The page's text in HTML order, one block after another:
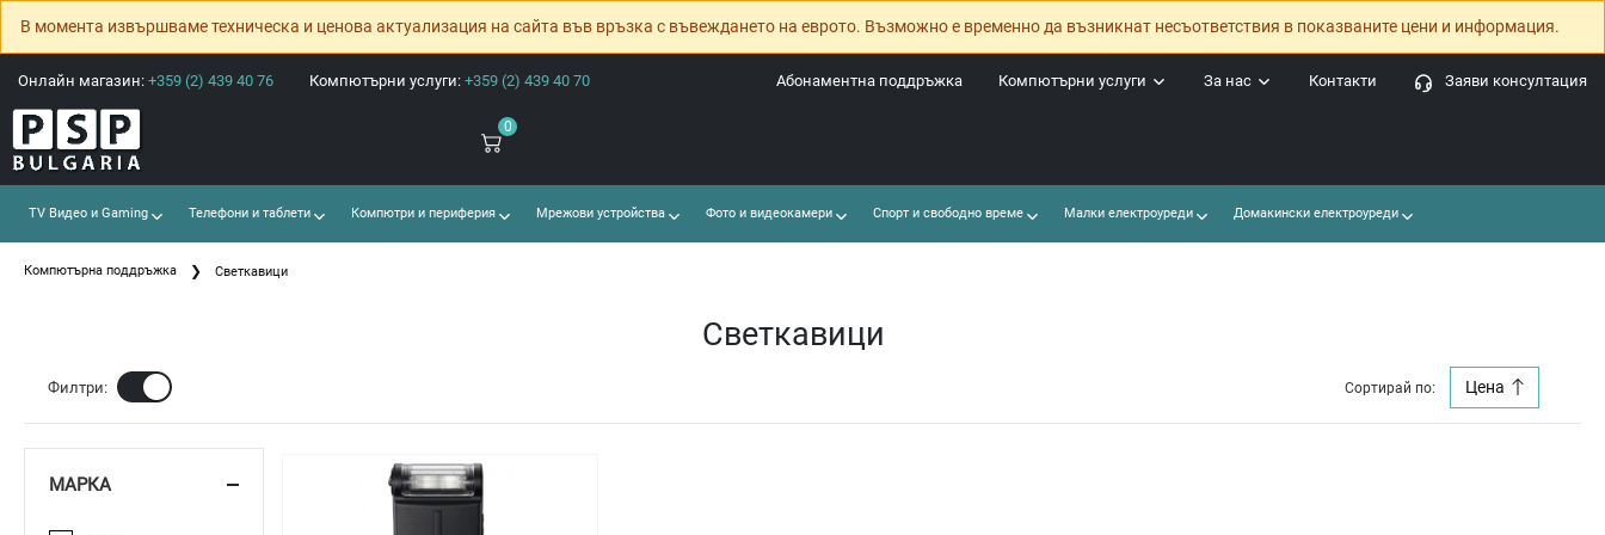
В момента извършваме техническа и ценова актуализация на сайта във връзка с въвеждането на еврото. Възможно е временно да възникнат несъответствия в показваните цени и информация.
Онлайн магазин: +359 (2) 439 40 76 Компютърни услуги: +359 (2) 439 40 70 Заяви консултация
Контакти
За нас
Компютърни услуги
Абонаментна поддръжка
0
TV Видео и Gaming Телефони и таблети Компютри и периферия Мрежови устройства Фото и видеокамери Спорт и свободно време Малки електроуреди Домакински електроуреди
Компютърна поддръжка Светкавици
Светкавици
Филтри: Ф Сортирай по: Цена
МАРКА